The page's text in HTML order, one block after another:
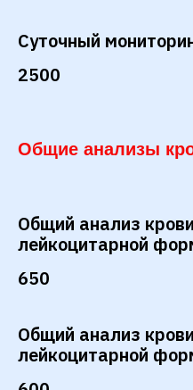
Суточный
2500
Общие анализы
Общий анализ
лейкоцитарной
650
Общий анализ
лейкоцитарной